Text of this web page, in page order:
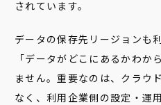
されています。
データの保存先リージョンも
「データがどこにあるかわか
ません。重要なのは、クラウ
なく、利用企業側の設定・運